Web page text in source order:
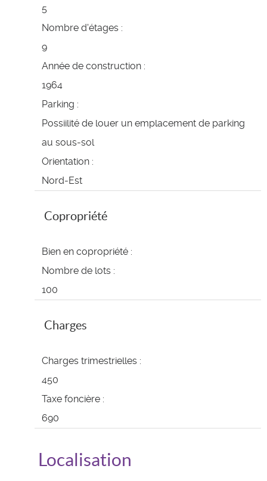
5
Nombre d'étages :
9
Année de construction :
1964
Parking :
Possiilité de louer un emplacement de parking
au sous-sol
Orientation :
Nord-Est
Copropriété
Bien en copropriété :
Nombre de lots :
100
Charges
Charges trimestrielles :
450
Taxe foncière :
690
Localisation